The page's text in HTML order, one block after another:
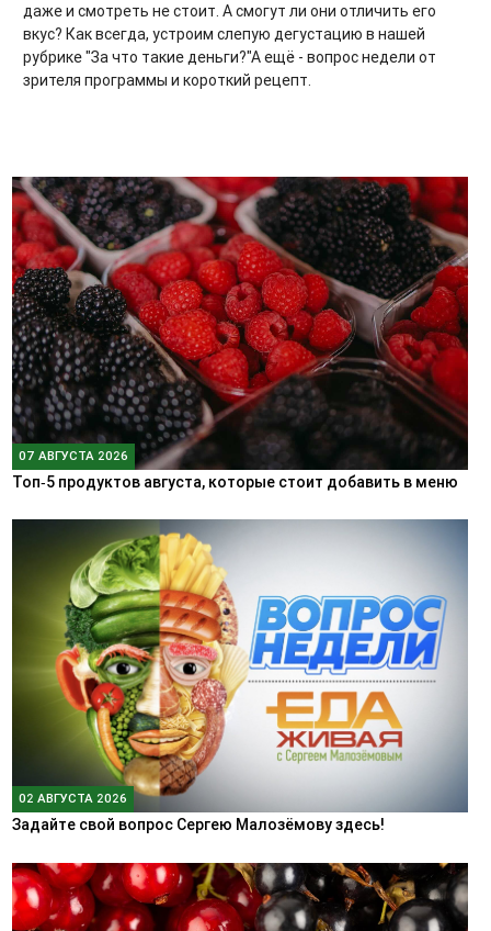
даже и смотреть не стоит. А смогут ли они отличить его
вкус? Как всегда, устроим слепую дегустацию в нашей
рубрике "За что такие деньги?"А ещё - вопрос недели от
зрителя программы и короткий рецепт.
07 АВГУСТА 2026
Топ‑5 продуктов августа, которые стоит добавить в меню
02 АВГУСТА 2026
Задайте свой вопрос Сергею Малозёмову здесь!